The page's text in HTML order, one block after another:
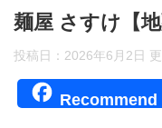
麺屋 さすけ【
投稿日：2026年6月2日 更
Recommend